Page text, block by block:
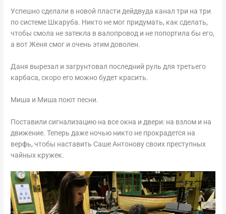
Успешно сделали в новой пласти дейдвуда канал три на три
по системе Шкаруба. Никто не мог придумать, как сделать,
чтобы смола не затекла в валопровод и не попортила бы его,
а вот Женя смог и очень этим доволен.
Даня вырезал и загрунтовал последний руль для третьего
карбаса, скоро его можно будет красить.
Миша и Миша поют песни.
Поставили сигнализацию на все окна и двери: на взлом и на
движение. Теперь даже ночью никто не прокрадется на
верфь, чтобы наставить Саше Антонову своих преступных
чайных кружек.